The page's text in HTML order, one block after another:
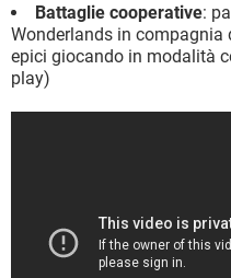
Battaglie cooperative:
Wonderlands in
epici giocando in modalità
play)